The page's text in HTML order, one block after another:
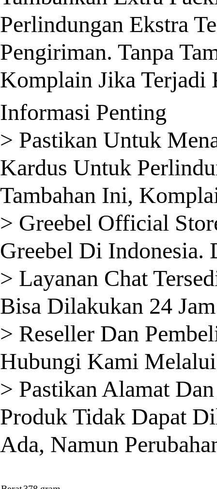
Perlindungan Ekstra
Pengiriman. Tanpa
Komplain Jika Terjadi
Informasi Penting
> Pastikan Untuk
Kardus Untuk
Tambahan Ini,
> Greebel Official
Greebel Di
> Layanan Chat
Bisa Dilakukan 24
> Reseller Dan
Hubungi Kami
> Pastikan Alamat
Produk Tidak Dapat
Ada, Namun